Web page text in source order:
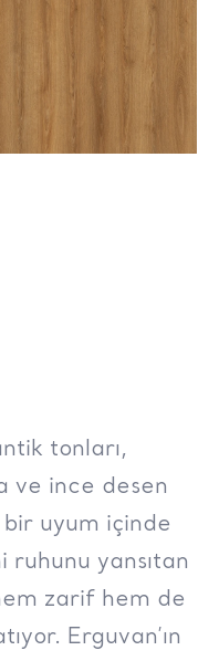
tonları,
ve ince desen
uyum içinde
ruhunu yansıtan
zarif hem de
Erguvan’ın